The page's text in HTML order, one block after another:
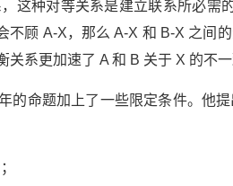
这种对等关系是建立联系所必需
不顾 A-X，那么 A-X 和 B-X 之间
系更加速了 A 和 B 关于 X 的不一
的命题加上了一些限定条件。他